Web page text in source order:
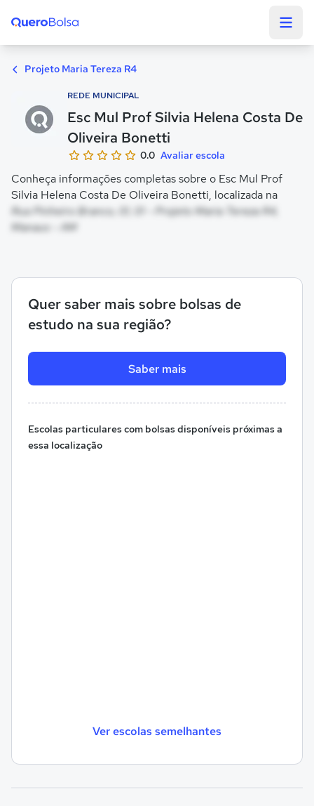
Projeto Maria Tereza R4
REDE MUNICIPAL
Esc Mul Prof Silvia Helena Costa De
Oliveira Bonetti
0.0 Avaliar escola
Conheça informações completas sobre o Esc Mul Prof
Silvia Helena Costa De Oliveira Bonetti, localizada na
Rua Pinheiro Branco, 01, 01 - Projeto Maria Tereza R4,
Manaus - AM
Quer saber mais sobre bolsas de
estudo na sua região?
Saber mais
Escolas particulares com bolsas disponíveis próximas a
essa localização
Ver escolas semelhantes